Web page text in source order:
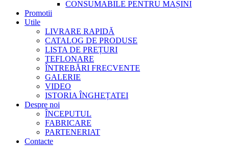
CONSUMABILE PENTRU MAȘINI
Promotii
Utile
LIVRARE RAPIDĂ
CATALOG DE PRODUSE
LISTA DE PREȚURI
TEFLONARE
ÎNTREBĂRI FRECVENTE
GALERIE
VIDEO
ISTORIA ÎNGHEȚATEI
Despre noi
ÎNCEPUTUL
FABRICARE
PARTENERIAT
Contacte